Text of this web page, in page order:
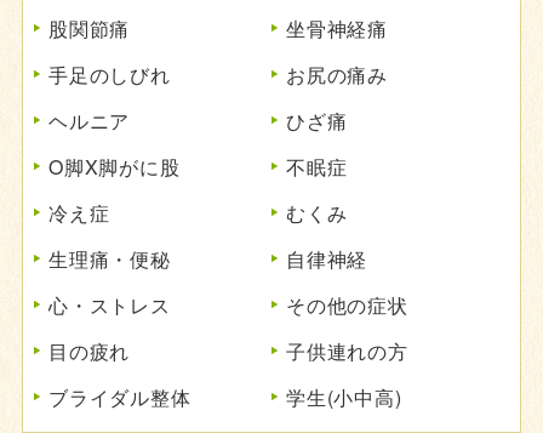
股関節痛
坐骨神経痛
手足のしびれ
お尻の痛み
ヘルニア
ひざ痛
O脚X脚がに股
不眠症
冷え症
むくみ
生理痛・便秘
自律神経
心・ストレス
その他の症状
目の疲れ
子供連れの方
ブライダル整体
学生(小中高)